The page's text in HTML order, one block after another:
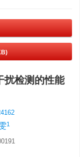
扰检测的性能
1